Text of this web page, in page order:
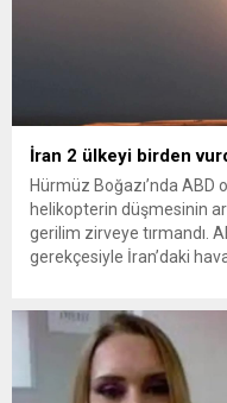
İran 2 ülkeyi birden
Hürmüz Boğazı’nda
helikopterin düşmesinin
gerilim zirveye tırmandı.
gerekçesiyle İran’daki
yeni bir ABD saldırısına